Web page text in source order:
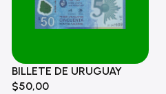
BILLETE DE URUGUAY
$50,00